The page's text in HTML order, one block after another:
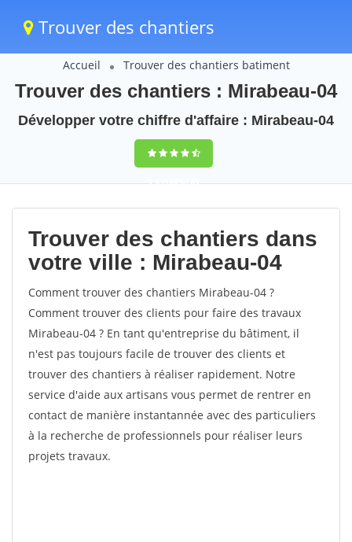
Trouver des chantiers
Accueil Trouver des chantiers batiment
Trouver des chantiers : Mirabeau-04
Développer votre chiffre d'affaire : Mirabeau-04
9,5(100%)65
votes
Trouver des chantiers dans
votre ville : Mirabeau-04
Comment trouver des chantiers Mirabeau-04 ?
Comment trouver des clients pour faire des travaux
Mirabeau-04 ? En tant qu'entreprise du bâtiment, il
n'est pas toujours facile de trouver des clients et
trouver des chantiers à réaliser rapidement. Notre
service d'aide aux artisans vous permet de rentrer en
contact de manière instantannée avec des particuliers
à la recherche de professionnels pour réaliser leurs
projets travaux.